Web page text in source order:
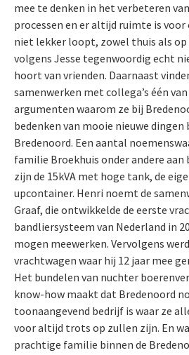
mee te denken in het verbeteren
processen en er altijd ruimte is voor
niet lekker loopt, zowel thuis als op
volgens Jesse tegenwoordig echt
hoort van vrienden. Daarnaast
samenwerken met collega’s één
argumenten waarom ze bij
bedenken van mooie nieuwe
Bredenoord. Een aantal
familie Broekhuis onder andere aan
zijn de 15kVA met hoge tank, de
upcontainer. Henri noemt de
Graaf, die ontwikkelde de eerste
bandliersysteem van Nederland in
mogen meewerken. Vervolgens
vrachtwagen waar hij 12 jaar mee
Het bundelen van nuchter
know-how maakt dat Bredenoord
toonaangevend bedrijf is waar ze
voor altijd trots op zullen zijn. En
prachtige familie binnen de